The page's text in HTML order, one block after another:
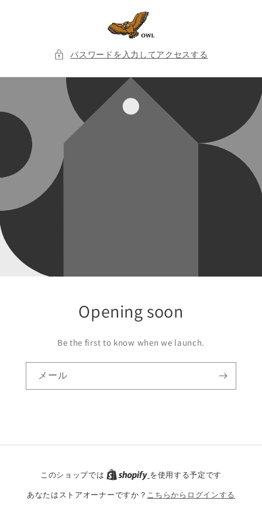
パスワードを入力してアクセスする
Opening soon
Be the first to know when we launch.
メール
このショップでは
を使用する予定です
あなたはストアオーナーですか？ こちらからログインする